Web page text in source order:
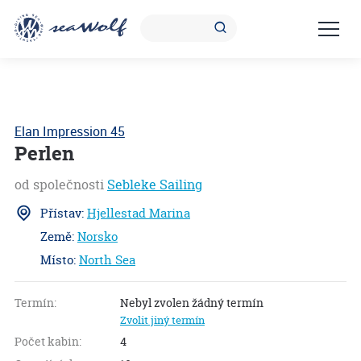
Elan Impression 45
Perlen
od společnosti Sebleke Sailing
Přístav:Hjellestad Marina
Země:Norsko
Místo:North Sea
Termín: Nebyl zvolen žádný termín
Zvolit jiný termín
Počet kabin:
4